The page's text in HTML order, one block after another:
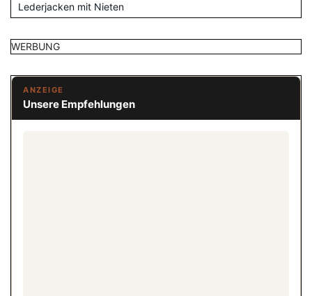
Lederjacken mit Nieten
WERBUNG
ANZEIGE
Unsere Empfehlungen